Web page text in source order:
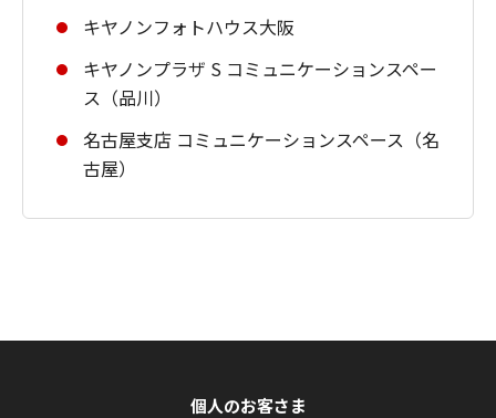
キヤノンフォトハウス大阪
キヤノンプラザ S コミュニケーションスペー
ス（品川）
名古屋支店 コミュニケーションスペース（名
古屋）
個人のお客さま